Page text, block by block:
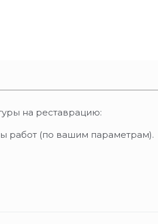
на реставрацию:
работ (по вашим параметрам).